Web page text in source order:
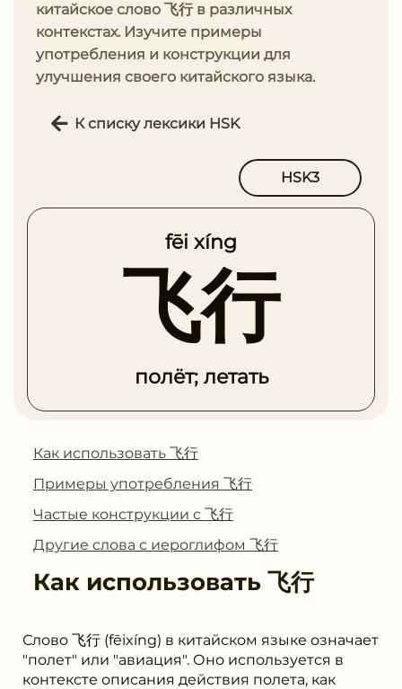
китайское слово 飞行 в различных
контекстах. Изучите примеры
употребления и конструкции для
улучшения своего китайского языка.
К списку лексики HSK
HSK3
fēi xíng
飞行
полёт; летать
Как использовать 飞行
Примеры употребления 飞行
Частые конструкции с 飞行
Другие слова с иероглифом 飞行
Как использовать 飞行
Слово 飞行 (fēixíng) в китайском языке означает
"полет" или "авиация". Оно используется в
контексте описания действия полета, как